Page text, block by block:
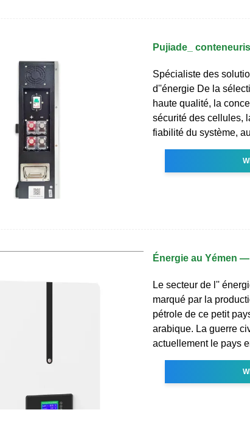
Pujiade_
Spécialiste des
d''énergie De la
haute qualité, la
sécurité des cellules,
fiabilité du système, au
Énergie au Yémen
Le secteur de l''
marqué par la
pétrole de ce petit
arabique. La guerre
actuellement le pays